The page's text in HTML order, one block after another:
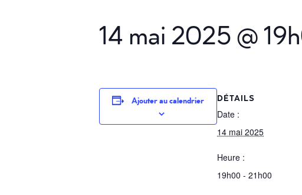
14 mai 2025 @
Ajouter au calendrier DÉTAILS
Date :
14 mai 2025
Heure :
19h00 - 21h00